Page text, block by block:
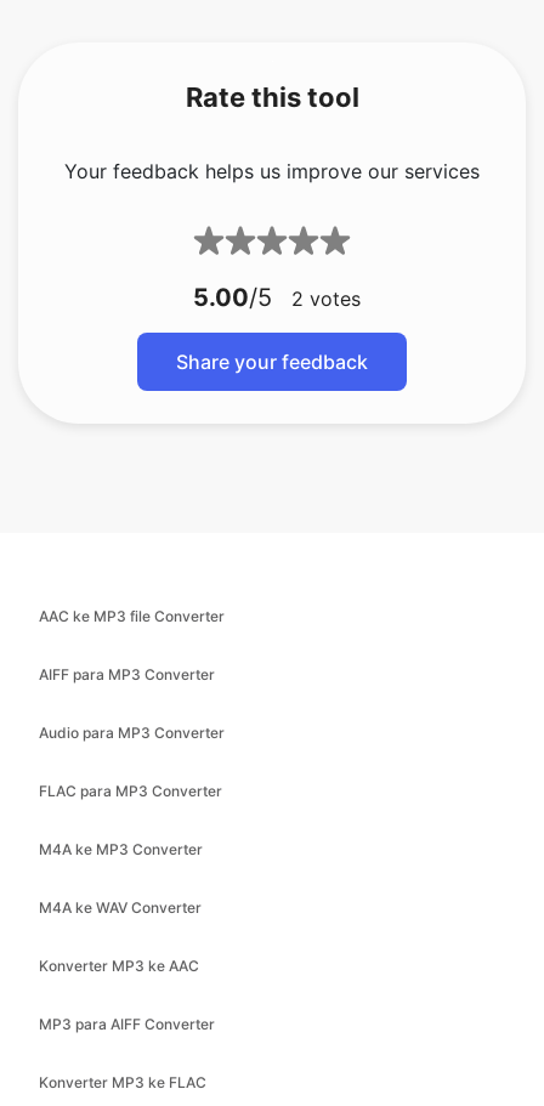
Rate this tool
Your feedback helps us improve our services
5.00/5 2 votes
Share your feedback
AAC ke MP3 file Converter
AIFF para MP3 Converter
Audio para MP3 Converter
FLAC para MP3 Converter
M4A ke MP3 Converter
M4A ke WAV Converter
Konverter MP3 ke AAC
MP3 para AIFF Converter
Konverter MP3 ke FLAC